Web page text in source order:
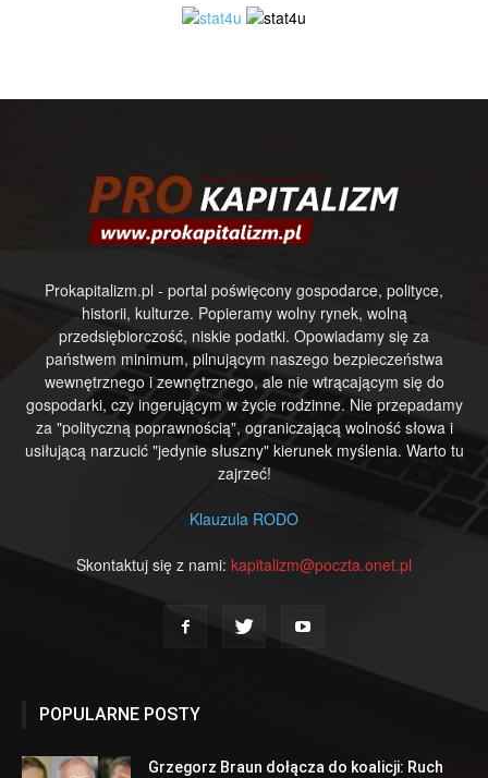
Prokapitalizm.pl - portal poświęcony gospodarce, polityce,
historii, kulturze. Popieramy wolny rynek, wolną
przedsiębiorczość, niskie podatki. Opowiadamy się za
państwem minimum, pilnującym naszego bezpieczeństwa
wewnętrznego i zewnętrznego, ale nie wtrącającym się do
gospodarki, czy ingerującym w życie rodzinne. Nie przepadamy
za "polityczną poprawnością", ograniczającą wolność słowa i
usiłującą narzucić "jedynie słuszny" kierunek myślenia. Warto tu
zajrzeć!
Klauzula RODO
Skontaktuj się z nami: kapitalizm@poczta.onet.pl
POPULARNE POSTY
Grzegorz Braun dołącza do koalicji: Ruch